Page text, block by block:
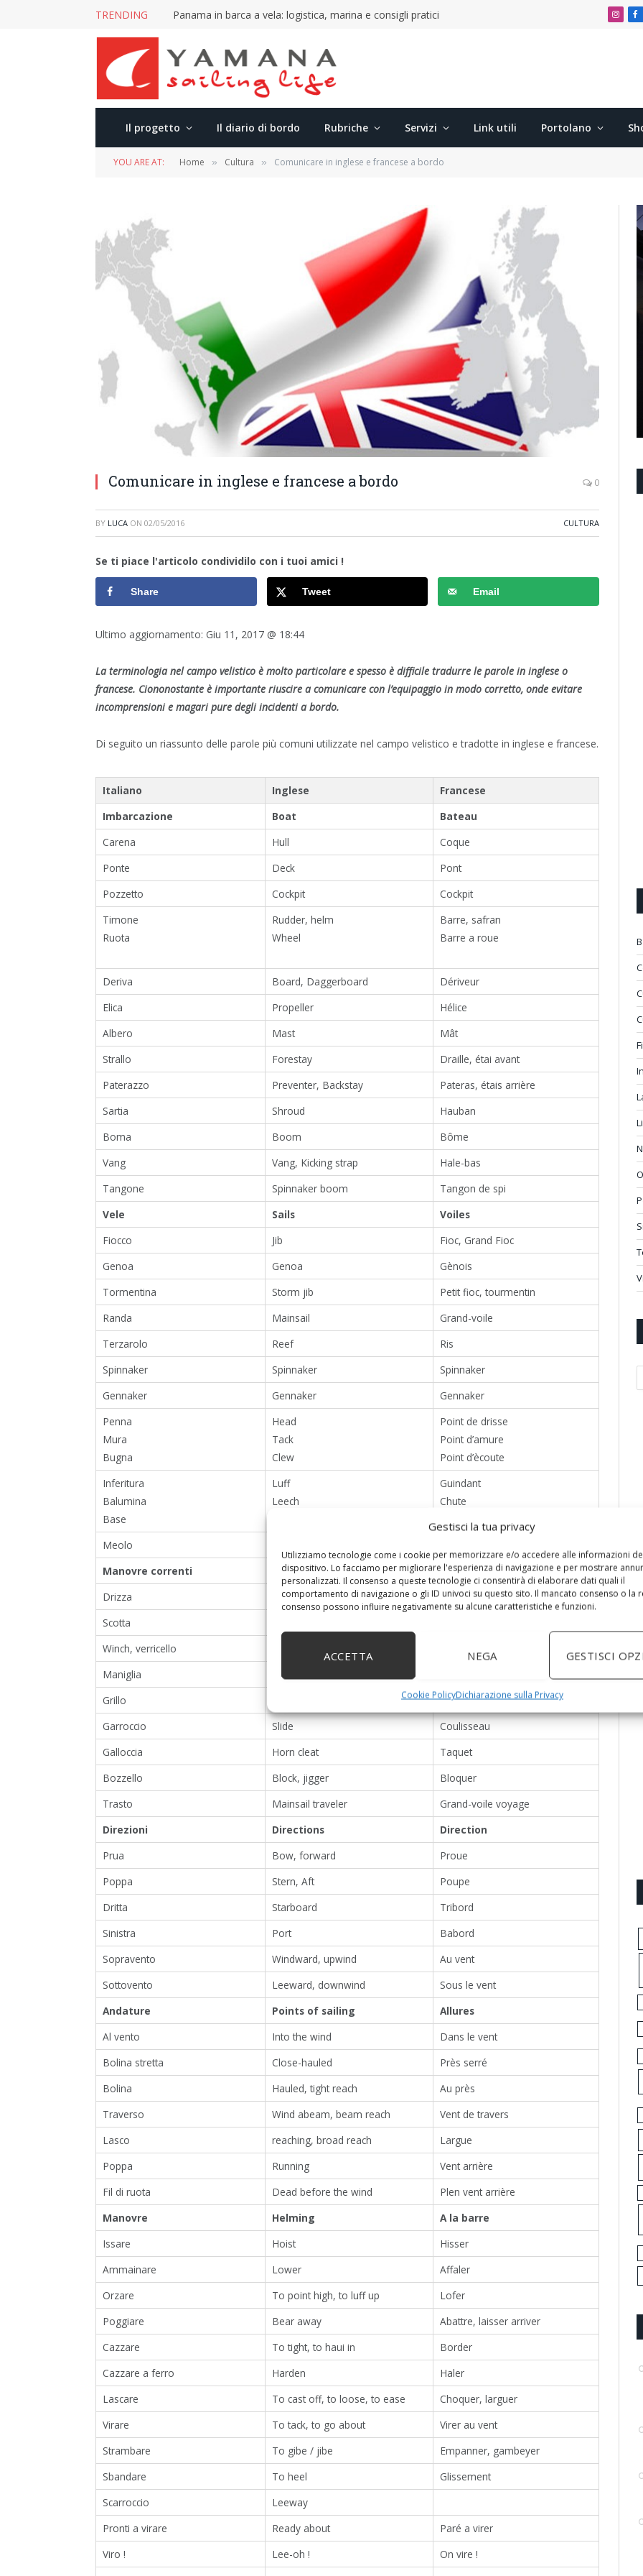
Gestisci la tua privacy
Utilizziamo tecnologie come i cookie per memorizzare e/o accedere alle informazioni
dispositivo. Lo facciamo per migliorare l'esperienza di navigazione e per mostrare
personalizzati. Il consenso a queste tecnologie ci consentirà di elaborare dati quali il
comportamento di navigazione o gli ID univoci su questo sito. Il mancato consenso o la
consenso possono influire negativamente su alcune caratteristiche e funzioni.
ACCETTA NEGA GESTISCI
Cookie PolicyDichiarazione sulla Privacy
TRENDING Panama in barca a vela: logistica, marina e consigli pratici
Il progetto Il diario di bordo Rubriche Servizi Link utili Portolano
YOU ARE AT: Home » Cultura » Comunicare in inglese e francese a bordo
Comunicare in inglese e francese a bordo 0
BY LUCA ON 02/05/2016 CULTURA
Se ti piace l'articolo condividilo con i tuoi amici !
Share Tweet Email
Ultimo aggiornamento: Giu 11, 2017 @ 18:44
La terminologia nel campo velistico è molto particolare e spesso è difficile tradurre le parole in inglese o
francese. Ciononostante è importante riuscire a comunicare con l’equipaggio in modo corretto, onde evitare
incomprensioni e magari pure degli incidenti a bordo.
Di seguito un riassunto delle parole più comuni utilizzate nel campo velistico e tradotte in inglese e francese.
Italiano Inglese
Francese
Imbarcazione
Boat
Bateau
Carena
Hull
Coque
Ponte
Deck
Pont
Pozzetto
Cockpit
Cockpit
Timone
Ruota
Rudder, helm
Wheel
Barre, safran
Barre a roue
Deriva Board, Daggerboard
Dériveur
Elica
Propeller
Hélice
Albero
Mast
Mât
Strallo
Forestay
Draille, étai avant
Paterazzo
Preventer, Backstay
Pateras, étais arrière
Sartia
Shroud
Hauban
Boma
Boom
Bôme
Vang
Vang, Kicking strap
Hale-bas
Tangone
Spinnaker boom
Tangon de spi
Vele
Sails
Voiles
Fiocco
Jib
Fioc, Grand Fioc
Genoa
Genoa
Gènois
Tormentina
Storm jib
Petit fioc, tourmentin
Randa
Mainsail
Grand-voile
Terzarolo
Reef
Ris
Spinnaker
Spinnaker
Spinnaker
Gennaker
Gennaker
Gennaker
Penna
Mura
Bugna
Head
Tack
Clew
Point de drisse
Point d’amure
Point d’ècoute
Inferitura
Balumina
Base
Luff
Leech
Guindant
Chute
Bordure
Meolo
Manovre correnti
Running rigging
Gréement courant
Drizza
Halyard
Drisse
Scotta
Winch, verricello
Maniglia
Winch handle
Grillo
Manille
Garroccio
Slide
Coulisseau
Galloccia
Horn cleat
Taquet
Bozzello
Block, jigger
Bloquer
Trasto
Mainsail traveler
Grand-voile voyage
Direzioni
Directions
Direction
Prua
Bow, forward
Proue
Poppa
Stern, Aft
Poupe
Dritta
Starboard
Tribord
Sinistra
Port
Babord
Sopravento
Windward, upwind
Au vent
Sottovento
Leeward, downwind
Sous le vent
Andature
Points of sailing
Allures
Al vento
Into the wind
Dans le vent
Bolina stretta
Close-hauled
Près serré
Bolina
Hauled, tight reach
Au près
Traverso
Wind abeam, beam reach
Vent de travers
Lasco
reaching, broad reach
Largue
Poppa
Running
Vent arrière
Fil di ruota
Dead before the wind
Plen vent arrière
Manovre
Helming
A la barre
Issare
Hoist
Hisser
Ammainare
Lower
Affaler
Orzare
To point high, to luff up
Lofer
Poggiare
Bear away
Abattre, laisser arriver
Cazzare
To tight, to haui in
Border
Cazzare a ferro
Harden
Haler
Lascare
To cast off, to loose, to ease
Choquer, larguer
Virare
To tack, to go about
Virer au vent
Strambare
To gibe / jibe
Empanner, gambeyer
Sbandare
To heel
Glissement
Scarroccio
Leeway
Pronti a virare
Ready about
Paré a virer
Viro !
Lee-oh !
On vire !